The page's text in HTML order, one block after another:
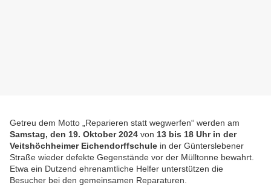
Getreu dem Motto „Reparieren statt wegwerfen“ werden am
Samstag, den 19. Oktober 2024 von 13 bis 18 Uhr in der
Veitshöchheimer Eichendorffschule in der Günterslebener
Straße wieder defekte Gegenstände vor der Mülltonne bewahrt.
Etwa ein Dutzend ehrenamtliche Helfer unterstützen die
Besucher bei den gemeinsamen Reparaturen.